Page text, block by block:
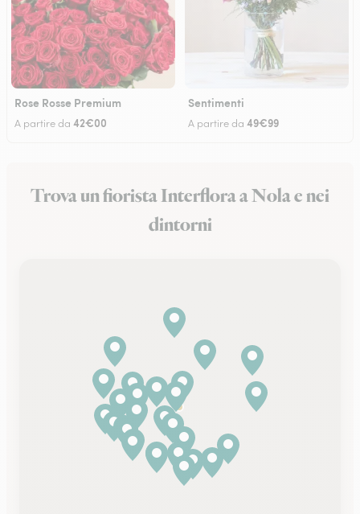
Rose Rosse Premium
A partire da 42€00
Sentimenti
A partire da 49€99
Trova un fiorista Interflora a Nola e nei
dintorni